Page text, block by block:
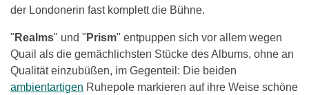
der Londonerin fast komplett die Bühne.
" Realms" und " Prism" entpuppen sich vor allem wegen
Quail als die gemächlichsten Stücke des Albums, ohne an
Qualität einzubüßen, im Gegenteil: Die beiden
ambientartigen Ruhepole markieren auf ihre Weise schöne